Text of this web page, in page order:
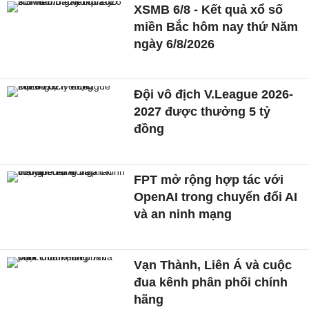
XSMB 6/8 - Kết quả xổ số
miền Bắc hôm nay thứ Năm
ngày 6/8/2026
Đội vô địch V.League 2026-
2027 được thưởng 5 tỷ
đồng
FPT mở rộng hợp tác với
OpenAI trong chuyển đổi AI
và an ninh mạng
Vạn Thành, Liên Á và cuộc
đua kênh phân phối chính
hãng